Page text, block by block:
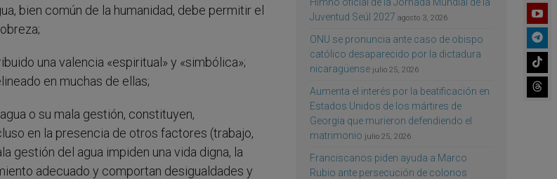
bien común de la humanidad, debe permitir el
una valencia «espiritual» y «simbólica»;
en muchas de ellas;
o su mala gestión, constituyen,
en la presencia de otros factores (trabajo,
gestión del agua impiden una vida digna, la
adecuado y comportan desigualdades y
Juventud Seúl 2027 agosto 3, 2026
ONU se pronuncia ante caso de obispo
católico desaparecido por la dictadura
nicaragüense julio 25, 2026
Aumenta el interés por la beatificación en
Estados Unidos de los mártires de
Georgia que murieron defendiendo el
matrimonio julio 25, 2026
Franciscanos piden ayuda a Marco
Rubio ante persecución de colonos